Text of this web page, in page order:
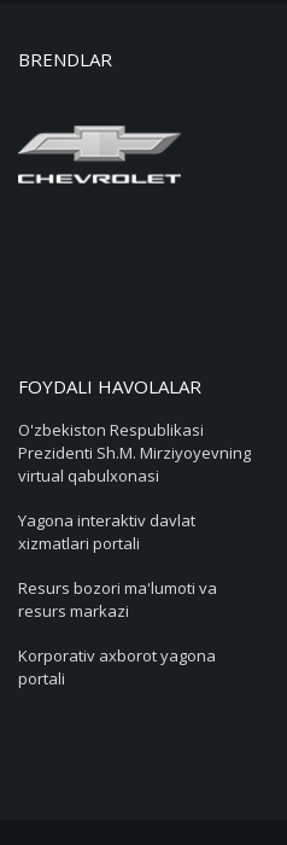
BRENDLAR
FOYDALI HAVOLALAR
O'zbekiston Respublikasi
Prezidenti Sh.M. Mirziyoyevning
virtual qabulxonasi
Yagona interaktiv davlat
xizmatlari portali
Resurs bozori ma'lumoti va
resurs markazi
Korporativ axborot yagona
portali